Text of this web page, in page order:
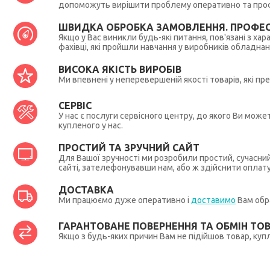
допоможуть вирішити проблему оперативно та
ШВИДКА ОБРОБКА ЗАМОВЛЕННЯ.
Якщо у Вас виникли будь-які питання, пов'язані з
фахівці, які пройшли навчання у виробників
ВИСОКА ЯКІСТЬ ВИРОБІВ
Ми впевнені у неперевершеній якості товарів, які
СЕРВІС
У нас є послуги сервісного центру, до якого Ви
купленого у нас.
ПРОСТИЙ ТА ЗРУЧНИЙ САЙТ
Для Вашої зручності ми розробили простий,
сайті, зателефонувавши нам, або ж здійснити
ДОСТАВКА
Ми працюємо дуже оперативно і доставимо Вам
ГАРАНТОВАНЕ ПОВЕРНЕННЯ ТА ОБМІН
Якщо з будь-яких причин Вам не підійшов товар,